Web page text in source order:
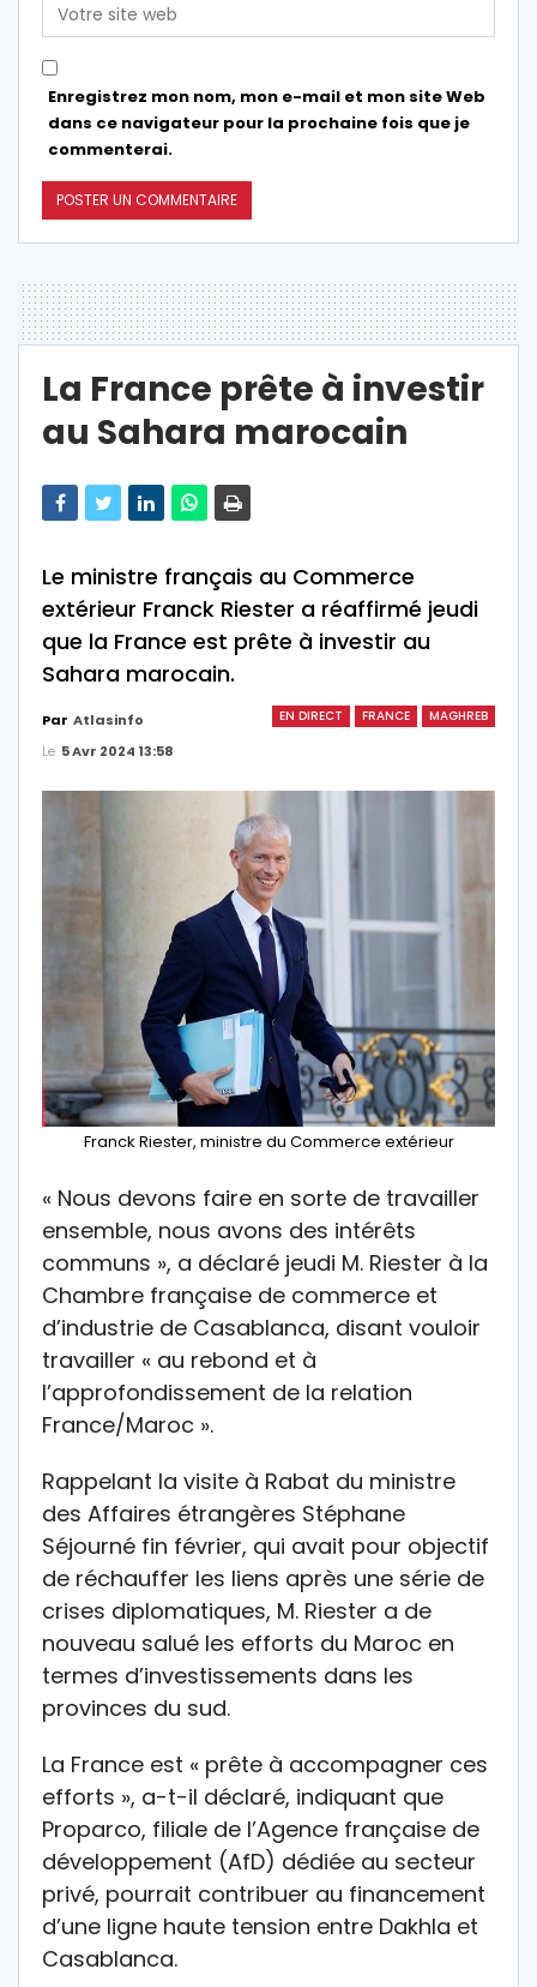
Enregistrez mon nom, mon e-mail et mon site Web
dans ce navigateur pour la prochaine fois que je
commenterai.
La France prête à investir
au Sahara marocain
Le ministre français au Commerce
extérieur Franck Riester a réaffirmé jeudi
que la France est prête à investir au
Sahara marocain.
EN DIRECT FRANCE MAGHREB
Par Atlasinfo
Le 5 Avr 2024 13:58
Franck Riester, ministre du Commerce extérieur
« Nous devons faire en sorte de travailler
ensemble, nous avons des intérêts
communs », a déclaré jeudi M. Riester à la
Chambre française de commerce et
d’industrie de Casablanca, disant vouloir
travailler « au rebond et à
l’approfondissement de la relation
France/Maroc ».
Rappelant la visite à Rabat du ministre
des Affaires étrangères Stéphane
Séjourné fin février, qui avait pour objectif
de réchauffer les liens après une série de
crises diplomatiques, M. Riester a de
nouveau salué les efforts du Maroc en
termes d’investissements dans les
provinces du sud.
La France est « prête à accompagner ces
efforts », a-t-il déclaré, indiquant que
Proparco, filiale de l’Agence française de
développement (AfD) dédiée au secteur
privé, pourrait contribuer au financement
d’une ligne haute tension entre Dakhla et
Casablanca.